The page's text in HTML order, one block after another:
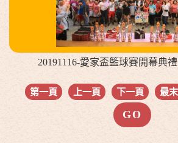
20191116-愛家盃籃球賽開幕典禮
第一頁 上一頁 下一頁 最